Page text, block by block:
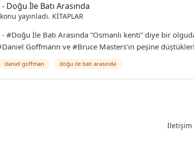
Doğu İle Batı Arasında
yayınladı. KİTAPLAR
#Doğu İle Batı Arasında “Osmanlı kenti” diye bir
Goffmann ve #Bruce Masters’ın peşine
daniel goffman doğu i̇le batı arasında
İletişim